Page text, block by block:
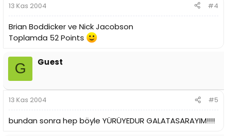
13 Kas 2004 #4
Brian Boddicker ve Nick Jacobson
Toplamda 52 Points
G Guest
13 Kas 2004 #5
bundan sonra hep böyle YÜRÜYEDUR GALATASARAYIM!!!!